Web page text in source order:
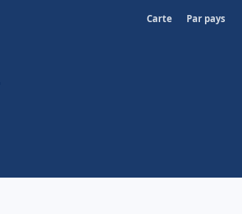
Carte Par pays